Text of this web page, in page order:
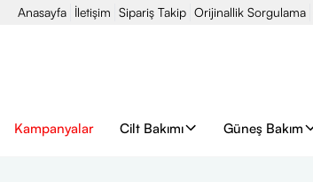
Anasayfa İletişim Sipariş Takip Orijinallik Sorgulama
Kampanyalar Cilt Bakımı Güneş Bakım